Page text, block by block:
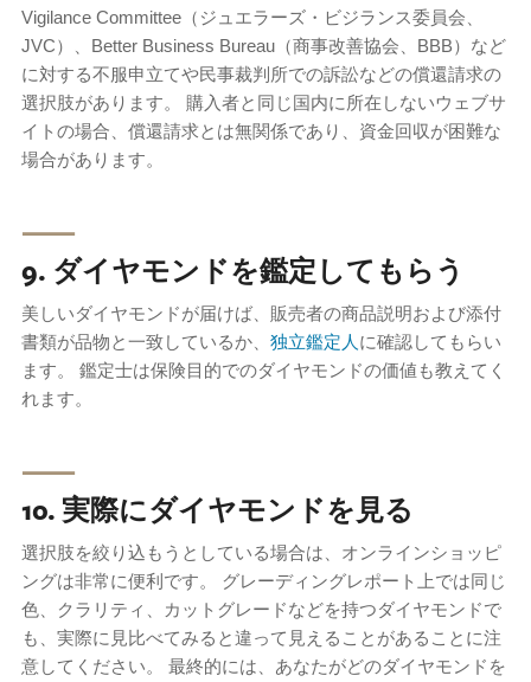
Vigilance Committee（ジュエラーズ・ビジランス委員会、
JVC）、Better Business Bureau（商事改善協会、BBB）など
に対する不服申立てや民事裁判所での訴訟などの償還請求の
選択肢があります。 購入者と同じ国内に所在しないウェブサ
イトの場合、償還請求とは無関係であり、資金回収が困難な
場合があります。
⸺
9. ダイヤモンドを鑑定してもらう
美しいダイヤモンドが届けば、販売者の商品説明および添付
書類が品物と一致しているか、 独立鑑定人 に確認してもらい
ます。 鑑定士は保険目的でのダイヤモンドの価値も教えてく
れます。
⸺
10. 実際にダイヤモンドを見る
選択肢を絞り込もうとしている場合は、オンラインショッピ
ングは非常に便利です。 グレーディングレポート上では同じ
色、クラリティ、カットグレードなどを持つダイヤモンドで
も、実際に見比べてみると違って見えることがあることに注
意してください。 最終的には、あなたがどのダイヤモンドを